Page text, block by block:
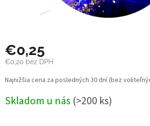
€0,25
€0,20 bez DPH
Jednotková
cena:
Najnižšia cena za posledných 30 dní (bez
Skladom u nás (>200 ks)